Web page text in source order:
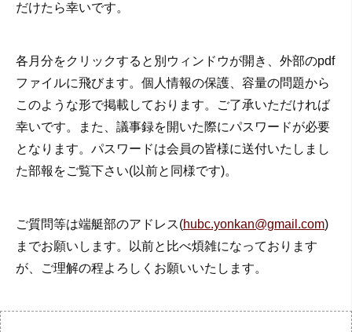
だけたら幸いです。
各月分をクリックすると別ウィンドウが開き、外部のpdf
ファイルに飛びます。個人情報の保護、容量の問題から
このような形で掲載しております。ご了承いただければ
幸いです。また、議事録を開いた際にパスワードが必要
となります。パスワードは会員の皆様に送付いたしまし
た部報をご覧下さい(以前と同様です)。
ご質問等は端艇部のアドレス(hubc.yonkan@gmail.com)
までお願いします。以前と比べ煩雑になっております
が、ご理解の程よろしくお願いいたします。